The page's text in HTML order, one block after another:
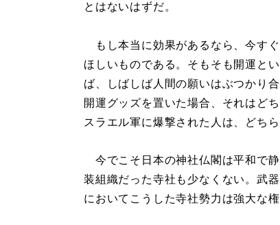
とはないはずだ。
もし本当に効果があるなら、今す
ほしいものである。そもそも開運と
ば、しばしば人間の願いはぶつかり
開運グッズを置いた場合、それはど
スラエル軍に爆撃された人は、どち
今でこそ日本の神社仏閣は平和で
装組織だった寺社も少なくない。武
においてこうした寺社勢力は強大な権